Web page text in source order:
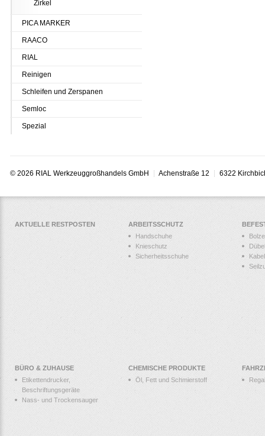
Zirkel
PICA MARKER
RAACO
RIAL
Reinigen
Schleifen und Zerspanen
Semloc
Spezial
© 2026 RIAL Werkzeuggroßhandels GmbH Achenstraße 12 6322
AKTUELLE RESTPOSTEN
ARBEITSSCHUTZ
Handschuhe
Knieschutz
Sicherheitsschuhe
Dübel
BÜRO & ZUHAUSE
Etikettendrucker,
Beschriftungsgeräte
Nass- und Trockensauger
CHEMISCHE PRODUKTE
Öl, Fett und Schmierstoff